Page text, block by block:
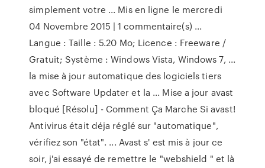
simplement votre ... Mis en ligne le mercredi
04 Novembre 2015 | 1 commentaire(s) ...
Langue : Taille : 5.20 Mo; Licence : Freeware /
Gratuit; Système : Windows Vista, Windows 7, ...
la mise à jour automatique des logiciels tiers
avec Software Updater et la ... Mise a jour avast
bloqué [Résolu] - Comment Ça Marche Si avast!
Antivirus était déja réglé sur "automatique",
vérifiez son "état". ... Avast s' est mis à jour ce
soir, j'ai essayé de remettre le "webshield " et là